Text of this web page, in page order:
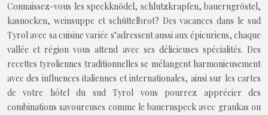
Connaissez-vous les speckknödel, schlutzkrapfen, bauerngröstel,
kasnocken, weinsuppe et schüttelbrot? Des vacances dans le sud
Tyrol avec sa cuisine variée s’adressent aussi aux épicuriens, chaque
vallée et région vous attend avec ses délicieuses spécialités. Des
recettes tyroliennes traditionnelles se mélangent harmonieusement
avec des influences italiennes et internationales, ainsi sur les cartes
de votre hôtel du sud Tyrol vous pourrez apprécier des
combinations savoureuses comme le bauernspeck avec graukas ou